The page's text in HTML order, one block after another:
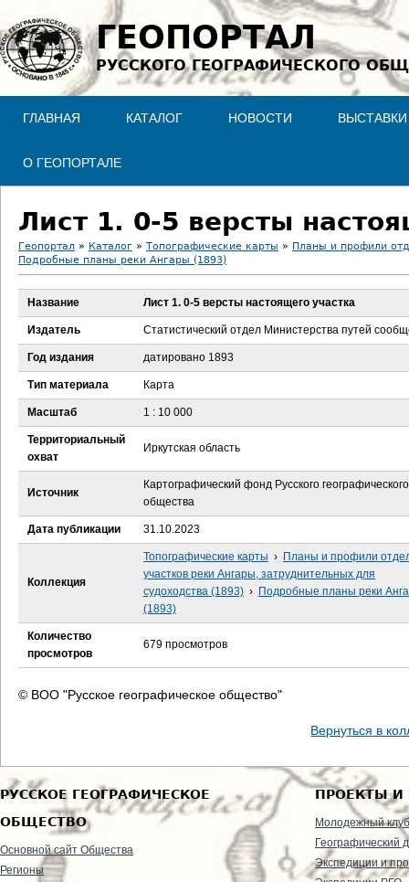
Jump to navigation
ГЕОПОРТАЛ
РУССКОГО ГЕОГРАФИЧЕСКОГО
ГЛАВНАЯ КАТАЛОГ НОВОСТИ ВЫСТАВКИ
О ГЕОПОРТАЛЕ
Лист 1. 0-5 версты
В
ы
з
д
е
с
ь
Геопортал » Каталог » Топографические карты » Планы и профили
Подробные планы реки Ангары (1893)
Название Лист 1. 0-5 версты настоящего участка
Издатель Статистический отдел Министерства путей
Год издания датировано 1893
Тип материала Карта
Масштаб 1 : 10 000
Территориальный
охват
Иркутская область
Источник
Картографический фонд Русского географического
общества
Дата публикации 31.10.2023
Коллекция
Топографические карты › Планы и профили
участков реки Ангары, затруднительных для
судоходства (1893) › Подробные планы реки
(1893)
Количество
просмотров
679 просмотров
© ВОО "Русское географическое общество"
Вернуться в
РУССКОЕ ГЕОГРАФИЧЕСКОЕ
ОБЩЕСТВО
Основной сайт Общества
Регионы
ПРОЕКТЫ И
Молодежный клуб
Географический
Экспедиции и